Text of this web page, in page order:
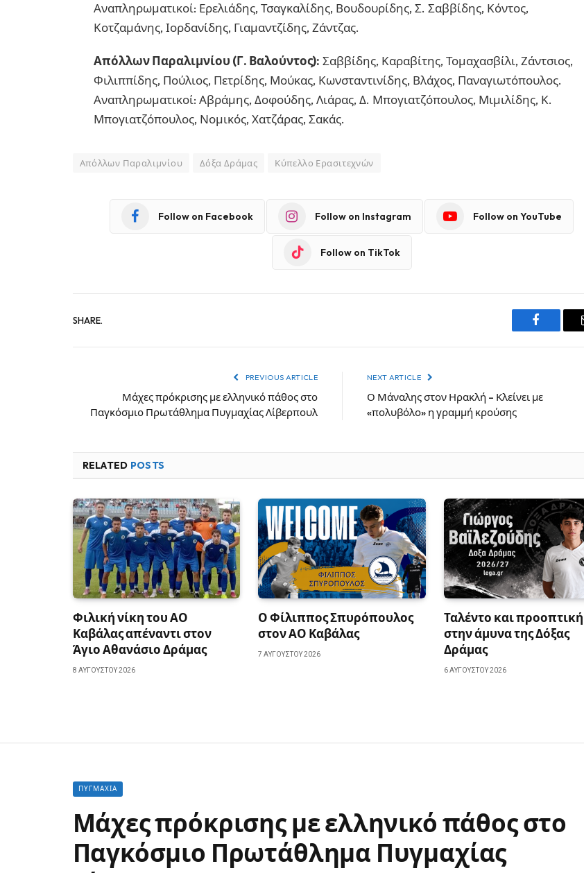
Αναπληρωματικοί: Ερελιάδης, Τσαγκαλίδης, Βουδουρίδης, Σ. Σαββίδης, Κόντος,
Κοτζαμάνης, Ιορδανίδης, Γιαμαντζίδης, Ζάντζας.
Απόλλων Παραλιμνίου (Γ. Βαλούντος): Σαββίδης, Καραβίτης, Τομαχασβίλι, Ζάντσιος,
Φιλιππίδης, Πούλιος, Πετρίδης, Μούκας, Κωνσταντινίδης, Βλάχος, Παναγιωτόπουλος.
Αναπληρωματικοί: Αβράμης, Δοφούδης, Λιάρας, Δ. Μπογιατζόπουλος, Μιμιλίδης, Κ.
Μπογιατζόπουλος, Νομικός, Χατζάρας, Σακάς.
Απόλλων Παραλιμνίου Δόξα Δράμας Κύπελλο Ερασιτεχνών
Follow on Facebook Follow on Instagram Follow on YouTube
Follow on TikTok
SHARE.
Facebook
PREVIOUS ARTICLE
Μάχες πρόκρισης με ελληνικό πάθος στο
Παγκόσμιο Πρωτάθλημα Πυγμαχίας Λίβερπουλ
NEXT ARTICLE
Ο Μάναλης στον Ηρακλή – Κλείνει με
«πολυβόλο» η γραμμή κρούσης
RELATED POSTS
Φιλική νίκη του ΑΟ
Καβάλας απέναντι στον
Άγιο Αθανάσιο Δράμας
8 ΑΥΓΟΎΣΤΟΥ 2026
Ο Φίλιππος Σπυρόπουλος
στον ΑΟ Καβάλας
7 ΑΥΓΟΎΣΤΟΥ 2026
Ταλέντο και προοπτική
στην άμυνα της Δόξας
Δράμας
6 ΑΥΓΟΎΣΤΟΥ 2026
ΠΥΓΜΑΧΊΑ
Μάχες πρόκρισης με ελληνικό πάθος στο
Παγκόσμιο Πρωτάθλημα Πυγμαχίας